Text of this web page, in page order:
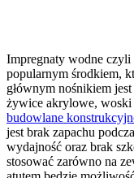
Impregnaty wodne czyli
popularnym środkiem,
głównym nośnikiem
żywice akrylowe,
budowlane
jest brak zapachu
wydajność oraz brak
stosować zarówno na